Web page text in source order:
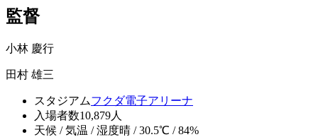
監督
小林 慶行
田村 雄三
スタジアムフクダ電子アリーナ
入場者数10,879人
天候 / 気温 / 湿度晴 / 30.5℃ / 84%